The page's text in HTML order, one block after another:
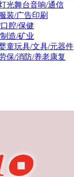
光舞台音响/通信
装/广告印刷
腔/保健
造/矿业
童玩具/文具/元器件
保/消防/养老康复